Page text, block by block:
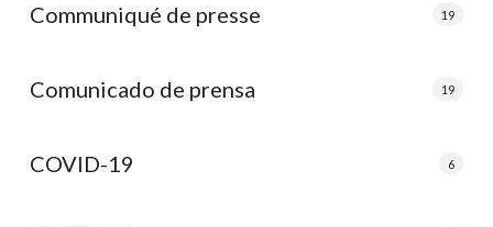
Communiqué de presse 19
Comunicado de prensa 19
COVID-19 6